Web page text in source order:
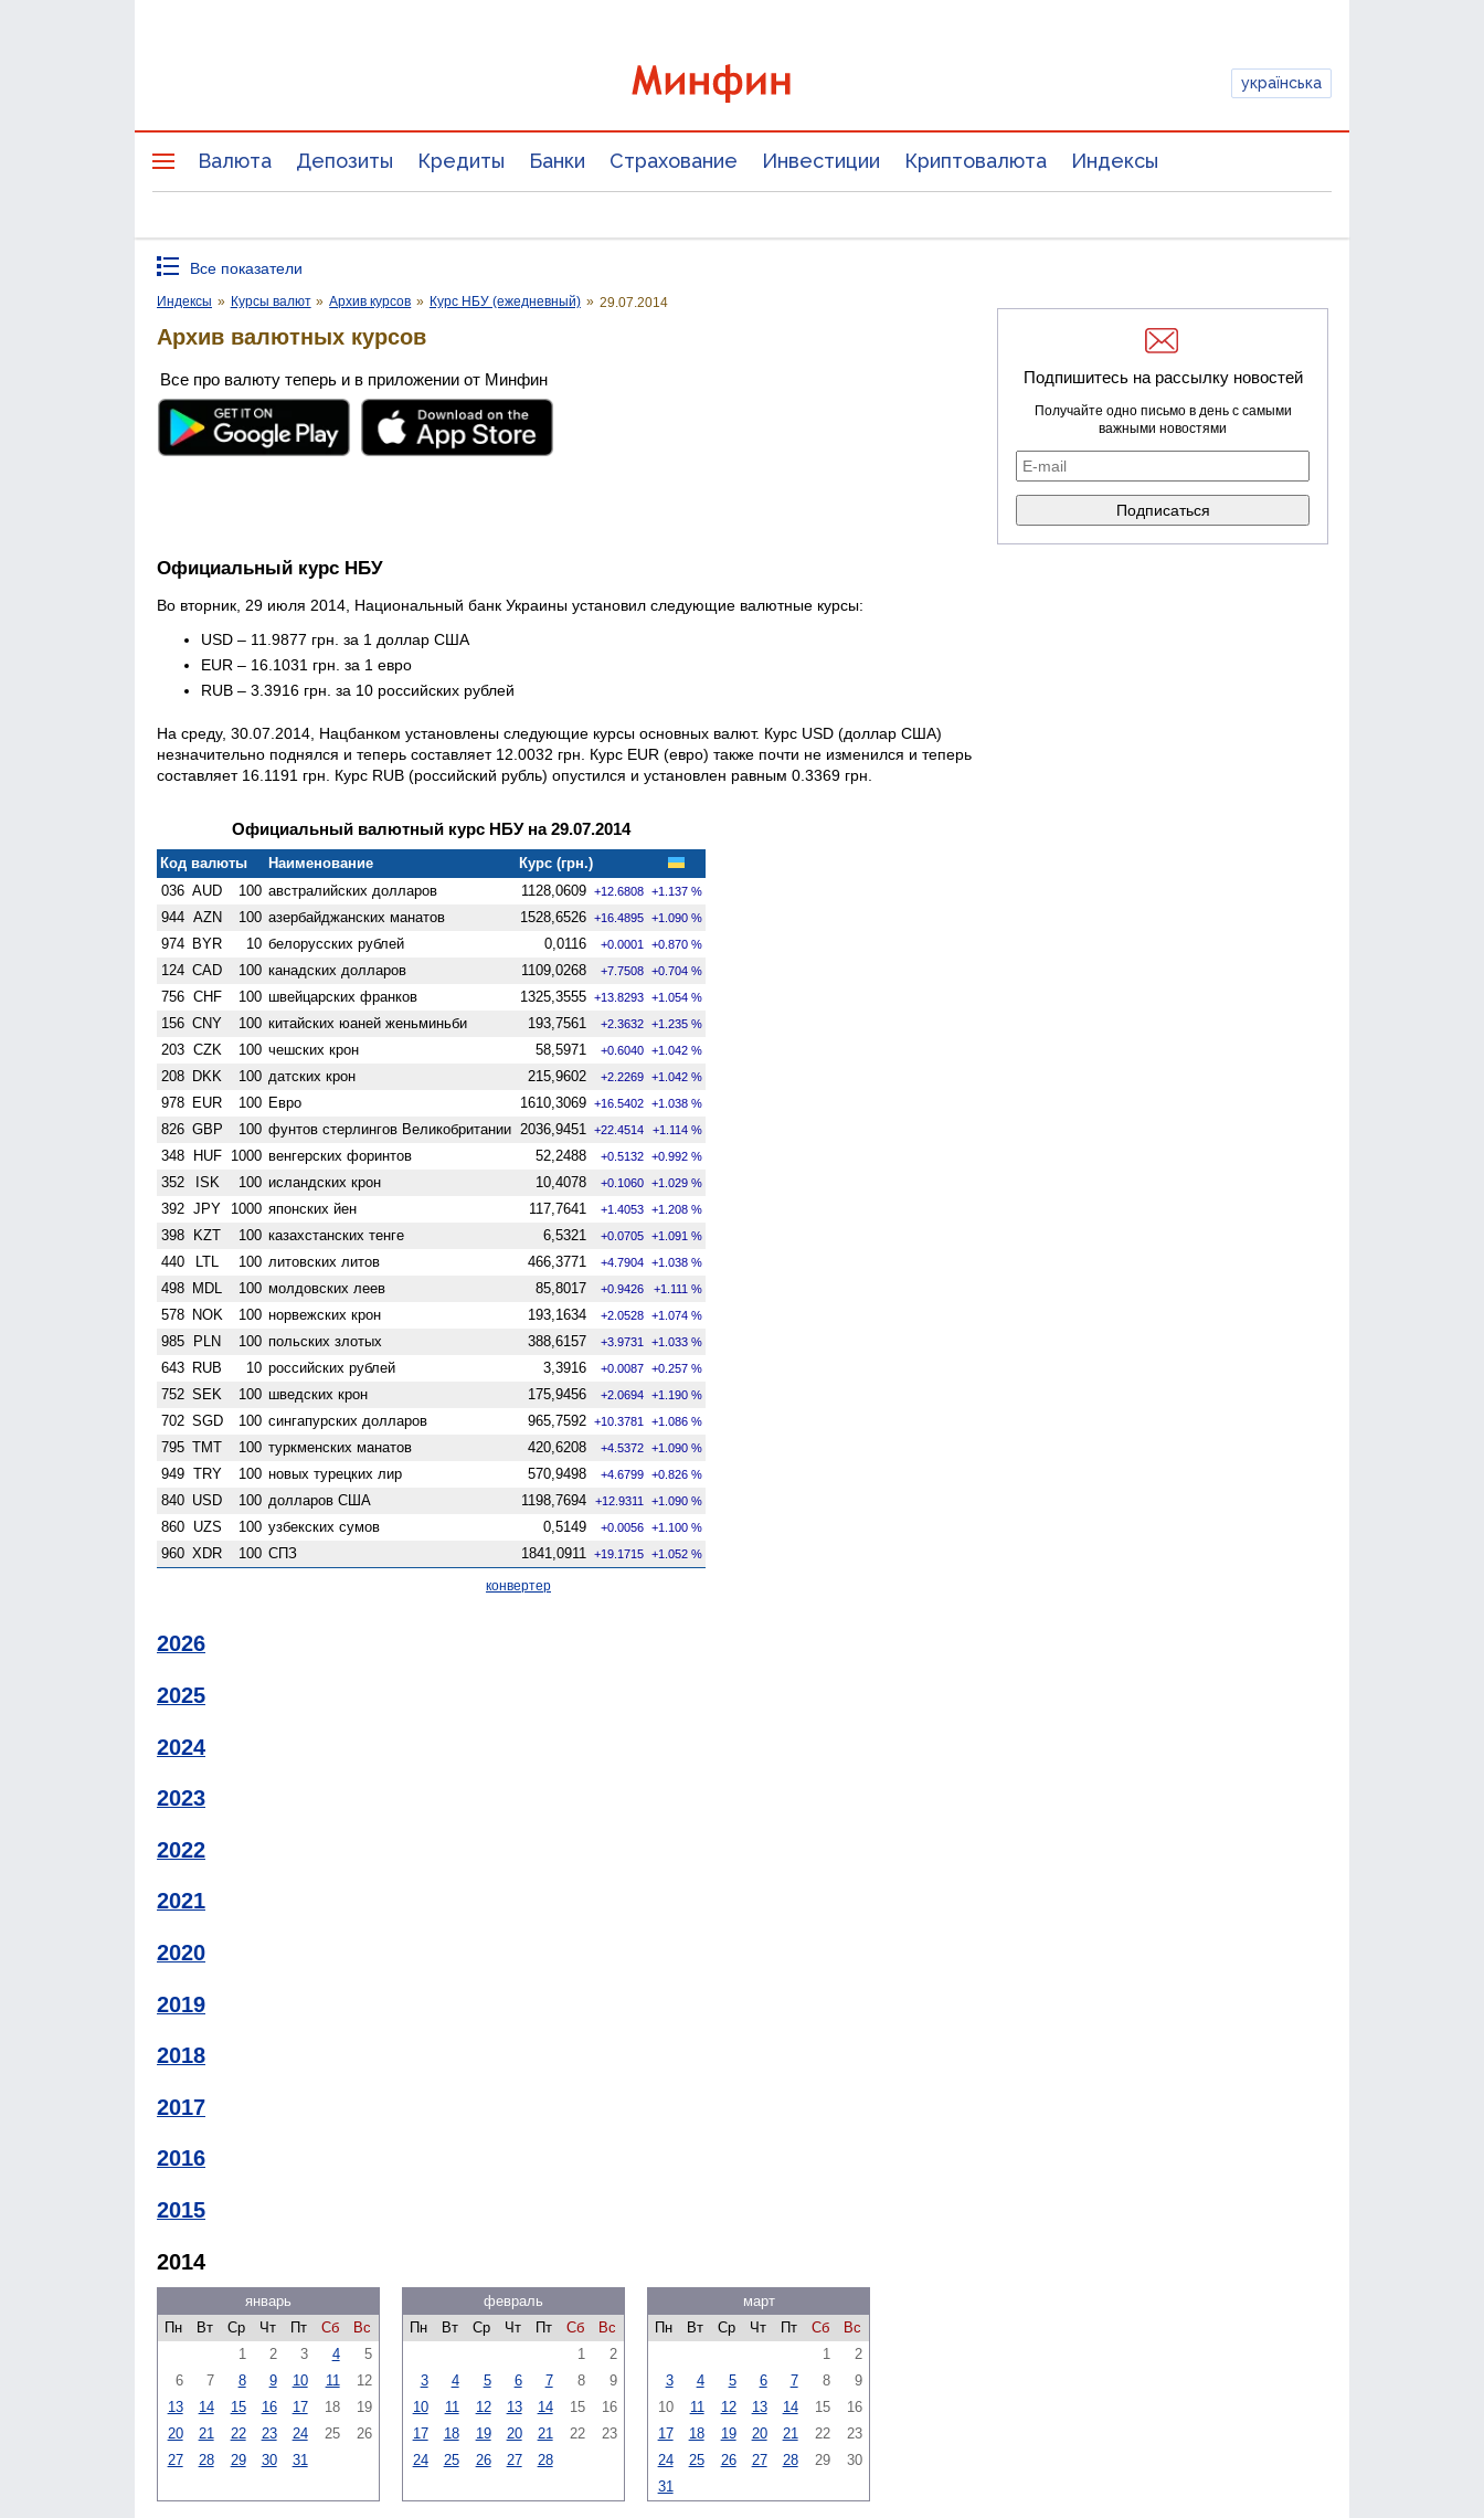
українська
Валюта Депозиты Кредиты Банки Страхование Инвестиции Криптовалюта Индексы
Все показатели
Индексы » Курсы валют » Архив курсов » Курс НБУ (ежедневный) » 29.07.2014
Архив валютных курсов
Все про валюту теперь и в приложении от Минфин
Официальный курс НБУ
Во вторник, 29 июля 2014, Национальный банк Украины установил следующие валютные курсы:
USD – 11.9877 грн. за 1 доллар США
EUR – 16.1031 грн. за 1 евро
RUB – 3.3916 грн. за 10 российских рублей
На среду, 30.07.2014, Нацбанком установлены следующие курсы основных валют. Курс USD (доллар США)
незначительно поднялся и теперь составляет 12.0032 грн. Курс EUR (евро) также почти не изменился и теперь
составляет 16.1191 грн. Курс RUB (российский рубль) опустился и установлен равным 0.3369 грн.
Официальный валютный курс НБУ на 29.07.2014
Код валюты Наименование
Курс (грн.)
036 AUD 100 австралийских долларов 1128,0609 +12.6808 +1.137 %
944 AZN 100 азербайджанских манатов 1528,6526 +16.4895 +1.090 %
974 BYR 10 белорусских рублей 0,0116 +0.0001 +0.870 %
124 CAD 100 канадских долларов 1109,0268 +7.7508 +0.704 %
756 CHF 100 швейцарских франков 1325,3555 +13.8293 +1.054 %
156 CNY 100 китайских юаней женьминьби 193,7561 +2.3632 +1.235 %
203 CZK 100 чешских крон 58,5971 +0.6040 +1.042 %
208 DKK 100 датских крон 215,9602 +2.2269 +1.042 %
978 EUR 100 Евро 1610,3069 +16.5402 +1.038 %
826 GBP 100 фунтов стерлингов Велико­британии 2036,9451 +22.4514 +1.114 %
348 HUF 1000 венгерских форинтов 52,2488 +0.5132 +0.992 %
352 ISK 100 исландских крон 10,4078 +0.1060 +1.029 %
392 JPY 1000 японских йен 117,7641 +1.4053 +1.208 %
398 KZT 100 казахстанских тенге 6,5321 +0.0705 +1.091 %
440 LTL 100 литовских литов 466,3771 +4.7904 +1.038 %
498 MDL 100 молдовских леев 85,8017 +0.9426 +1.111 %
578 NOK 100 норвежских крон 193,1634 +2.0528 +1.074 %
985 PLN 100 польских злотых 388,6157 +3.9731 +1.033 %
643 RUB 10 российских рублей 3,3916 +0.0087 +0.257 %
752 SEK 100 шведских крон 175,9456 +2.0694 +1.190 %
702 SGD 100 сингапурских долларов 965,7592 +10.3781 +1.086 %
795 TMT 100 туркменских манатов 420,6208 +4.5372 +1.090 %
949 TRY 100 новых турецких лир 570,9498 +4.6799 +0.826 %
840 USD 100 долларов США 1198,7694 +12.9311 +1.090 %
860 UZS 100 узбекских сумов 0,5149 +0.0056 +1.100 %
960 XDR 100 СПЗ 1841,0911 +19.1715 +1.052 %
конвертер
2026
2025
2024
2023
2022
2021
2020
2019
2018
2017
2016
2015
2014
январь
Пн
Вт Ср Чт Пт Сб
Вс
1
2 3 4
5
6
7 8 9 10 11
12
13
14 15 16 17 18
19
20
21 22 23 24 25
26
27
28 29 30 31
февраль
Пн
Вт Ср Чт Пт Сб
Вс
1
2
3
4 5 6 7 8
9
10
11 12 13 14 15
16
17
18 19 20 21 22
23
24
25 26 27 28
март
Пн
Вт Ср Чт Пт Сб
Вс
1
2
3
4 5 6 7 8
9
10
11 12 13 14 15
16
17
18 19 20 21 22
23
24
25 26 27 28 29
30
31
Подпишитесь на рассылку новостей
Получайте одно письмо в день с самыми
важными новостями